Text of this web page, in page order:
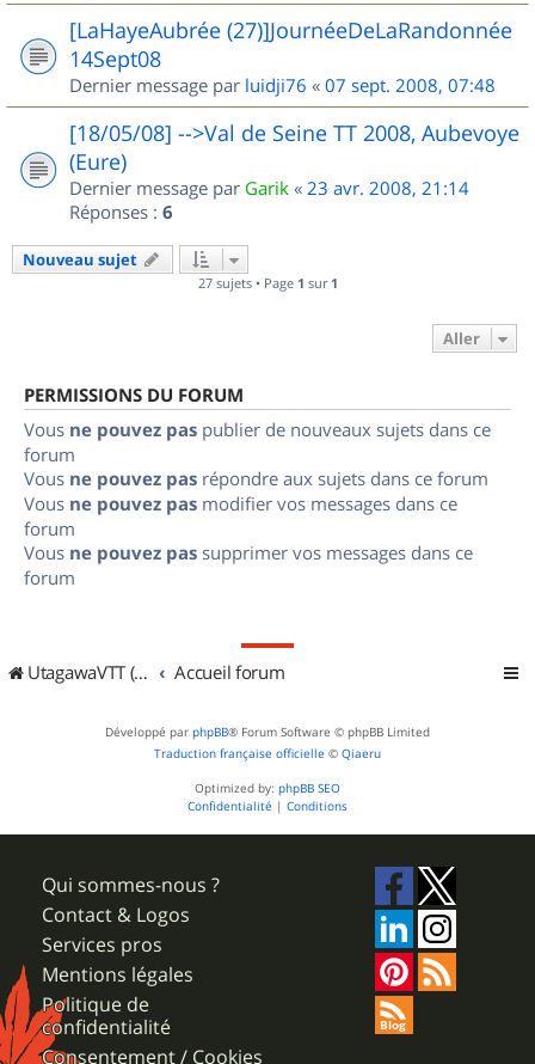
[LaHayeAubrée (27)]JournéeDeLaRandonnée
14Sept08
Dernier message par luidji76 « 07 sept. 2008, 07:48
[18/05/08] -->Val de Seine TT 2008, Aubevoye
(Eure)
Dernier message par Garik « 23 avr. 2008, 21:14
Réponses : 6
Nouveau sujet
27 sujets • Page 1 sur 1
Aller
PERMISSIONS DU FORUM
Vous ne pouvez pas publier de nouveaux sujets dans ce
forum
Vous ne pouvez pas répondre aux sujets dans ce forum
Vous ne pouvez pas modifier vos messages dans ce
forum
Vous ne pouvez pas supprimer vos messages dans ce
forum
UtagawaVTT (Randos VTT et VTTAE avec traces GPS) Accueil forum
Développé par phpBB® Forum Software © phpBB Limited
Traduction française officielle © Qiaeru
Optimized by: phpBB SEO
Confidentialité | Conditions
Qui sommes-nous ?
Contact & Logos
Services pros
Mentions légales
Politique de
confidentialité
Consentement / Cookies